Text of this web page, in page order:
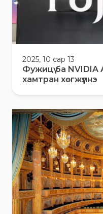
2025, 10 сар 13
Фужицү ба NVIDIA
хамтран хөгжүүлнэ